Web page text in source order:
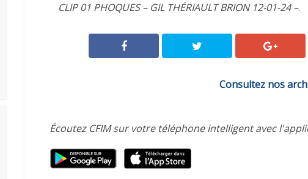
CLIP 01 PHOQUES – GIL THÉRIAULT BRION 12-01-24 –.
Consultez nos
Écoutez CFIM sur votre téléphone intelligent avec